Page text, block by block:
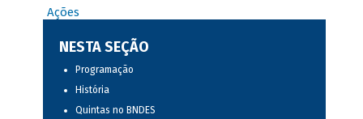
Ações
NESTA SEÇÃO
Programação
História
Quintas no BNDES